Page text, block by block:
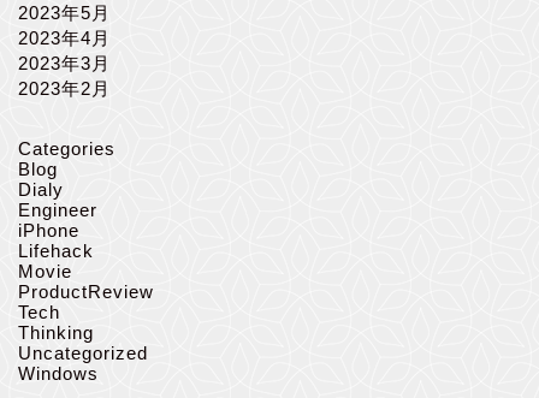
2023年5月
2023年4月
2023年3月
2023年2月
Categories
Blog
Dialy
Engineer
iPhone
Lifehack
Movie
ProductReview
Tech
Thinking
Uncategorized
Windows